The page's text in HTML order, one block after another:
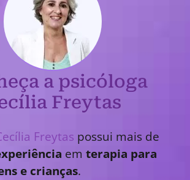
a psicóloga
Freytas
Freytas possui mais de
em terapia para
e crianças.